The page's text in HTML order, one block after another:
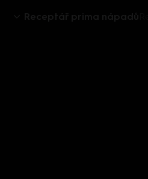
Receptář prima nápadů